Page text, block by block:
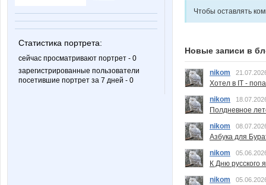
Статистика портрета:
сейчас просматривают портрет - 0
зарегистрированные пользователи
посетившие портрет за 7 дней - 0
Чтобы оставлять
Новые записи в
nikom
Хотел в IT -
nikom
Полдневное
nikom
Азбука для
nikom
К Дню русского
nikom